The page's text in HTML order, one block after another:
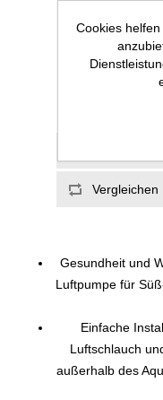
Gesundheit und
Luftpumpe für
Einfache
Luftschlauch
außerhalb des
Cookies